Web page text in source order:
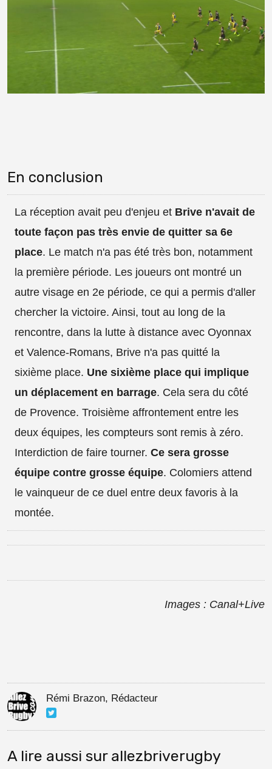
En conclusion
La réception avait peu d'enjeu et Brive n'avait de
toute façon pas très envie de quitter sa 6e
place. Le match n'a pas été très bon, notamment
la première période. Les joueurs ont montré un
autre visage en 2e période, ce qui a permis d'aller
chercher la victoire. Ainsi, tout au long de la
rencontre, dans la lutte à distance avec Oyonnax
et Valence-Romans, Brive n'a pas quitté la
sixième place. Une sixième place qui implique
un déplacement en barrage. Cela sera du côté
de Provence. Troisième affrontement entre les
deux équipes, les compteurs sont remis à zéro.
Interdiction de faire tourner. Ce sera grosse
équipe contre grosse équipe. Colomiers attend
le vainqueur de ce duel entre deux favoris à la
montée.
Images : Canal+Live
Rémi Brazon, Rédacteur
A lire aussi sur allezbriverugby